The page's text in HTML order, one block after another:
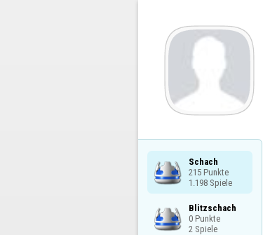
Schach
215 Punkte
1.198 Spiele
Blitzschach
0 Punkte
2 Spiele